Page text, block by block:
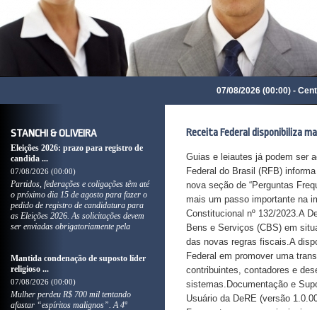
07/08/2026 (00:00) -
STANCHI & OLIVEIRA
Eleições 2026: prazo para registro de
candida ...
07/08/2026 (00:00)
Partidos, federações e coligações têm até
o próximo dia 15 de agosto para fazer o
pedido de registro de candidatura para
as Eleições 2026. As solicitações devem
ser enviadas obrigatoriamente pela
Mantida condenação de suposto líder
religioso ...
07/08/2026 (00:00)
Mulher perdeu R$ 700 mil tentando
afastar “espíritos malignos”. A 4ª
Receita Federal disponibiliza
Guias e leiautes já podem ser
Federal do Brasil (RFB)
nova seção de “Perguntas
mais um passo importante na
Constitucional nº 132/2023.A
Bens e Serviços (CBS) em
das novas regras fiscais.A
Federal em promover uma
contribuintes, contadores e
sistemas.Documentação e
Usuário da DeRE (versão